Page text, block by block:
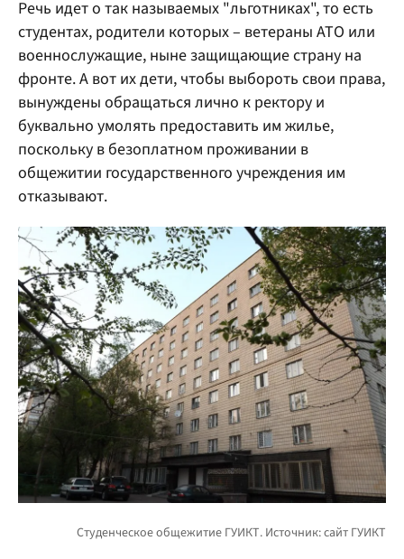
Речь идет о так называемых "льготниках", то есть
студентах, родители которых – ветераны АТО или
военнослужащие, ныне защищающие страну на
фронте. А вот их дети, чтобы выбороть свои права,
вынуждены обращаться лично к ректору и
буквально умолять предоставить им жилье,
поскольку в безоплатном проживании в
общежитии государственного учреждения им
отказывают.